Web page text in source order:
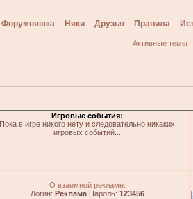
Форумняшка Няки Друзья Правила
Активные темы
Игровые события:
Пока в игре никого нету и следовательно никаких
игровых событий...
О взаимной рекламе:
Логин: РекламаПароль: 123456